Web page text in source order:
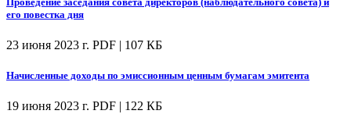
его повестка дня
23 июня 2023 г. PDF | 107 КБ
Начисленные доходы по эмиссионным ценным бумагам эмитента
19 июня 2023 г. PDF | 122 КБ